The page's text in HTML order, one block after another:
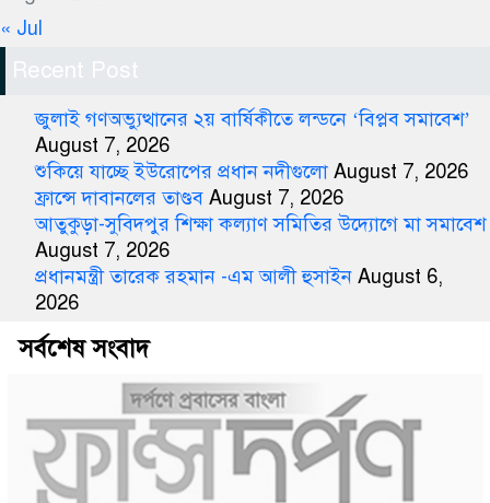
« Jul
Recent Post
জুলাই গণঅভ্যুত্থানের ২য় বার্ষিকীতে লন্ডনে ‘বিপ্লব সমাবেশ’
August 7, 2026
শুকিয়ে যাচ্ছে ইউরোপের প্রধান নদীগুলো August 7, 2026
ফ্রান্সে দাবানলের তাণ্ডব August 7, 2026
আতুকুড়া-সুবিদপুর শিক্ষা কল্যাণ সমিতির উদ্যোগে মা সমাবেশ
August 7, 2026
প্রধানমন্ত্রী তারেক রহমান -এম আলী হুসাইন August 6,
2026
সর্বশেষ সংবাদ